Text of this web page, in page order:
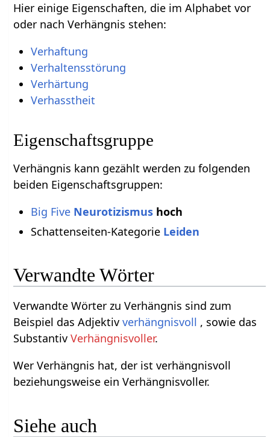
Hier einige Eigenschaften, die im Alphabet vor
oder nach Verhängnis stehen:
Verhaftung
Verhaltensstörung
Verhärtung
Verhasstheit
Eigenschaftsgruppe
Verhängnis kann gezählt werden zu folgenden
beiden Eigenschaftsgruppen:
Big Five Neurotizismushoch
Schattenseiten-Kategorie Leiden
Verwandte Wörter
Verwandte Wörter zu Verhängnis sind zum
Beispiel das Adjektivverhängnisvoll , sowie das
SubstantivVerhängnisvoller.
Wer Verhängnis hat, der ist verhängnisvoll
beziehungsweise ein Verhängnisvoller.
Siehe auch